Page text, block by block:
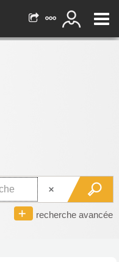
recherche avancée